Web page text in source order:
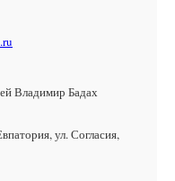
Владимир Бадах
ул. Согласия,